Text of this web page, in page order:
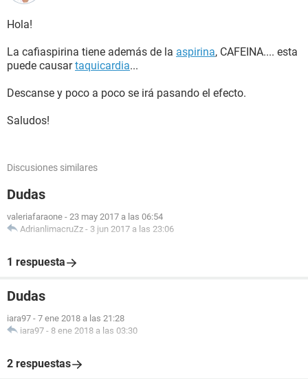
Hola!
La cafiaspirina tiene además de la aspirina, CAFEINA.... esta
puede causartaquicardia...
Descanse y poco a poco se irá pasando el efecto.
Saludos!
Discusiones similares
Dudas
valeriafaraone - 23 may 2017 a las 06:54
AdrianlimacruZz - 3 jun 2017 a las 23:06
1 respuesta
Dudas
iara97 - 7 ene 2018 a las 21:28
iara97 - 8 ene 2018 a las 03:30
2 respuestas